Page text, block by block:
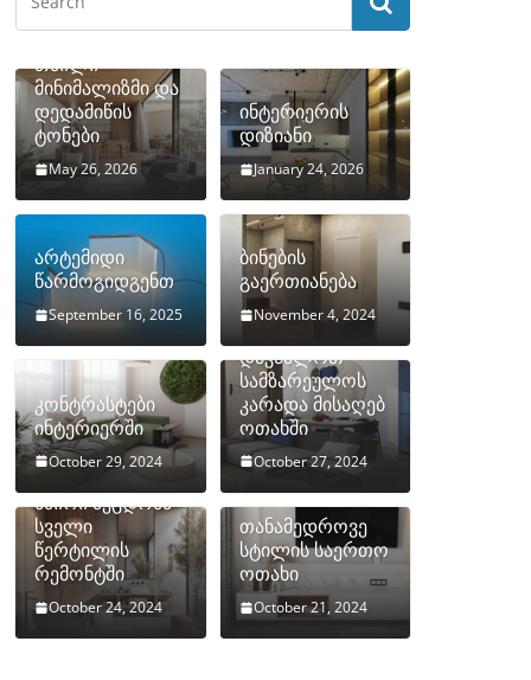
თბილი
მინიმალიზმი და
დედამიწის
ტონები
May 26, 2026
ინტერიერის
დიზიანი
January 24, 2026
არტემიდი
წარმოგიდგენთ
September 16, 2025
ბინების
გაერთიანება
November 4, 2024
კონტრასტები
ინტერიერში
October 29, 2024
როგორ
დავმალოთ
სამზარეულოს
კარადა მისაღებ
ოთახში
October 27, 2024
ხშირი შეცდომა
სველი
წერტილის
რემონტში
October 24, 2024
თანამედროვე
სტილის საერთო
ოთახი
October 21, 2024